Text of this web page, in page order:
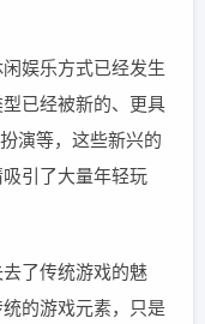
娱乐方式已经发生
已经被新的、更具
演等，这些新兴的
引了大量年轻玩
了传统游戏的魅
的游戏元素，只是